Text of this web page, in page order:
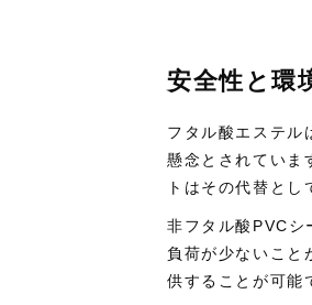
安全性と環
フタル酸エステル
懸念とされていま
トはその代替とし
非フタル酸PVCシ
負荷が少ないこと
供することが可能